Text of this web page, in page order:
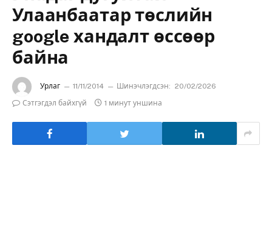
Улаанбаатар төслийн
google хандалт өссөөр
байна
Урлаг 11/11/2014 Шинэчлэгдсэн: 20/02/2026
Сэтгэгдэл байхгүй
1 минут уншина